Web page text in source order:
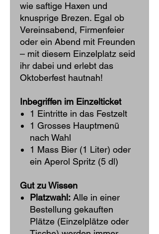
wie saftige Haxen und
knusprige Brezen. Egal ob
Vereinsabend, Firmenfeier
oder ein Abend mit Freunden
– mit diesem Einzelplatz seid
ihr dabei und erlebt das
Oktoberfest hautnah!
Inbegriffen im Einzelticket
1 Eintritte in das Festzelt
1 Grosses Hauptmenü
nach Wahl
1 Mass Bier (1 Liter) oder
ein Aperol Spritz (5 dl)
Gut zu Wissen
Platzwahl: Alle in einer
Bestellung gekauften
Plätze (Einzelplätze oder